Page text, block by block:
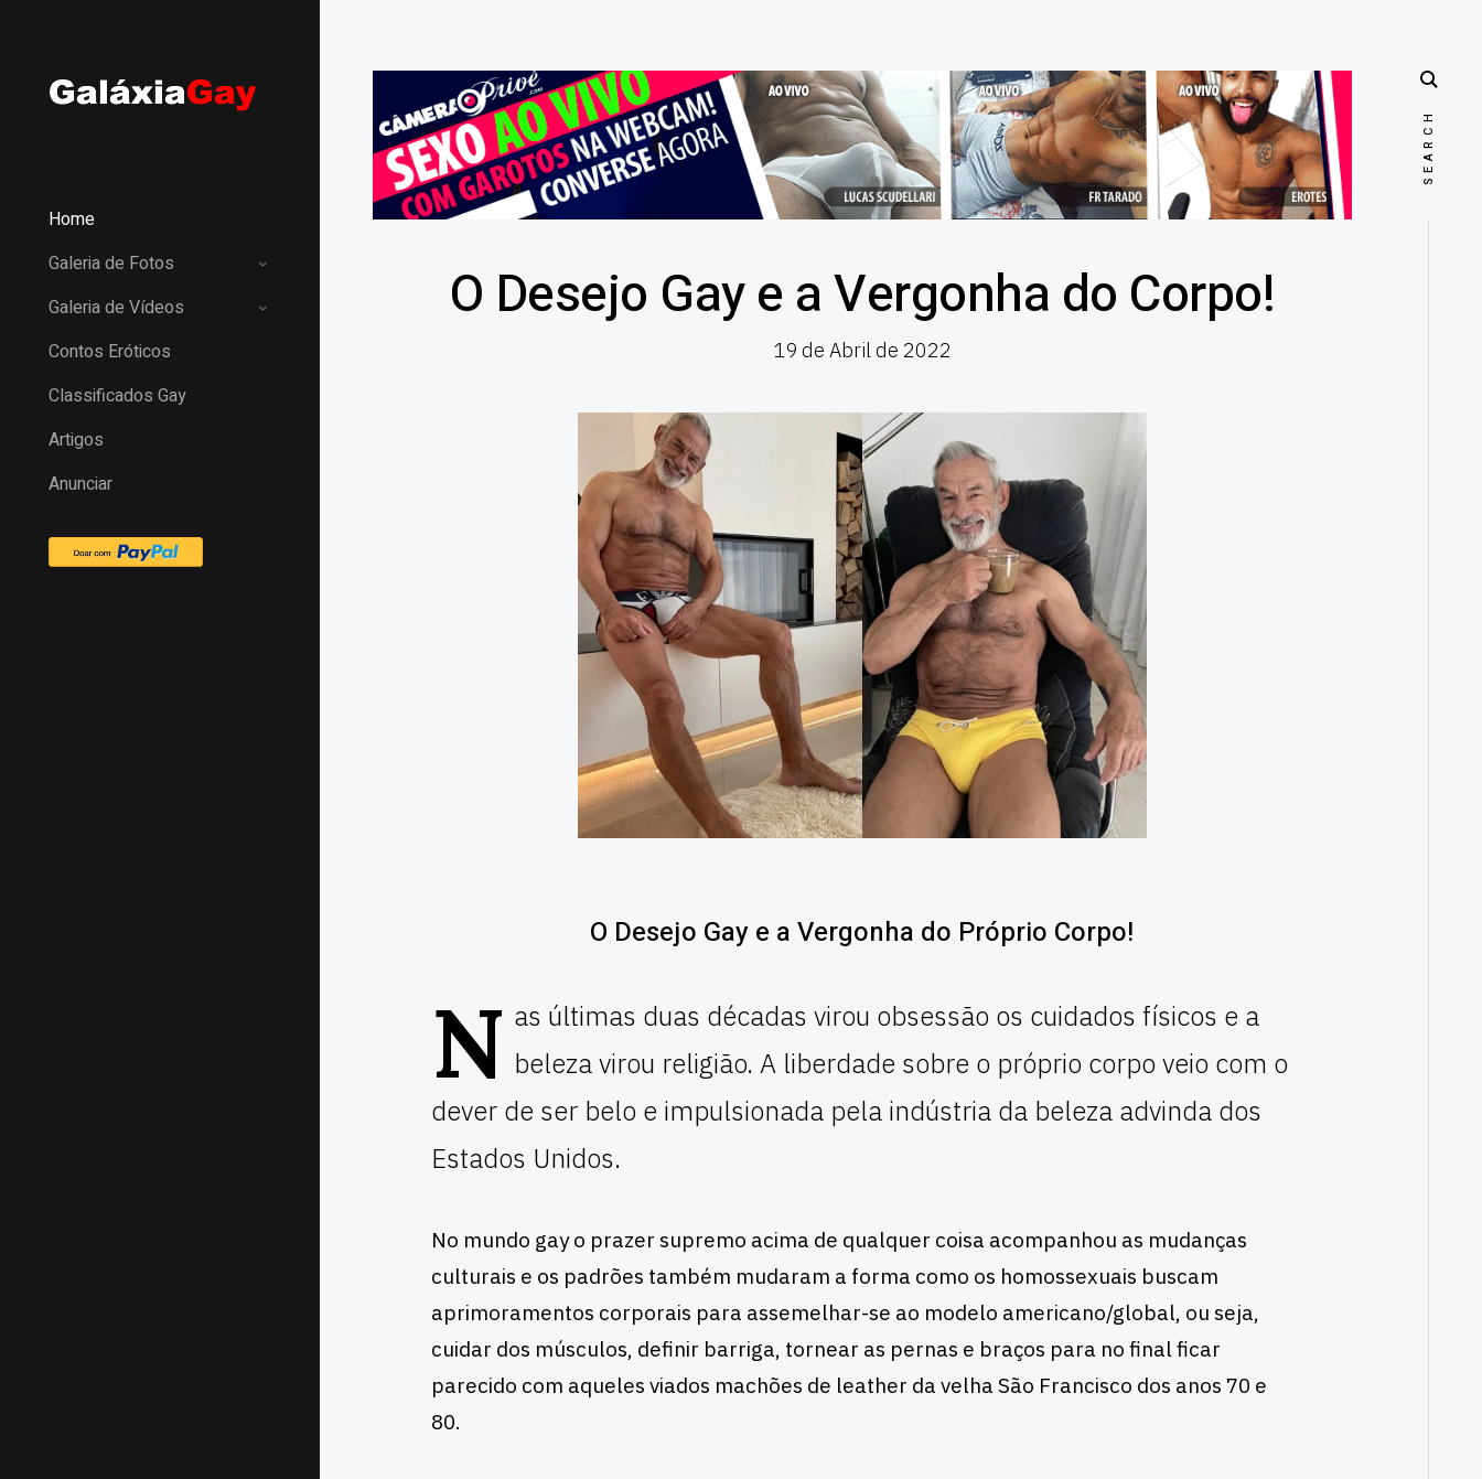
Home
Galeria de Fotos
Galeria de Vídeos
Contos Eróticos
Classificados Gay
Artigos
Anunciar
O Desejo Gay e a Vergonha do Corpo!
19 de Abril de 2022
O Desejo Gay e a Vergonha do Próprio Corpo!
N as últimas duas décadas virou obsessão os cuidados físicos e a
beleza virou religião. A liberdade sobre o próprio corpo veio com o
dever de ser belo e impulsionada pela indústria da beleza advinda dos
Estados Unidos.
No mundo gay o prazer supremo acima de qualquer coisa acompanhou as mudanças
culturais e os padrões também mudaram a forma como os homossexuais buscam
aprimoramentos corporais para assemelhar-se ao modelo americano/global, ou seja,
cuidar dos músculos, definir barriga, tornear as pernas e braços para no final ficar
parecido com aqueles viados machões de leather da velha São Francisco dos anos 70 e
80.